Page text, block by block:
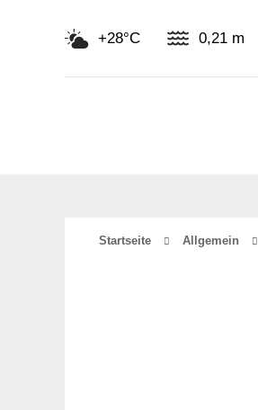
+28°C 0,21 m
Startseite Allgemein